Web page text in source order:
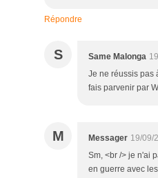
Répondre
S Same Malonga
Je ne réussis pas
fais parvenir par
M Messager 19/09/
Sm, <br /> je n'ai
en guerre avec